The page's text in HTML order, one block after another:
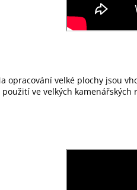
opracování velké plochy jsou
použití ve velkých